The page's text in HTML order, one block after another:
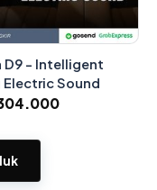
D9 - Intelligent
Sound